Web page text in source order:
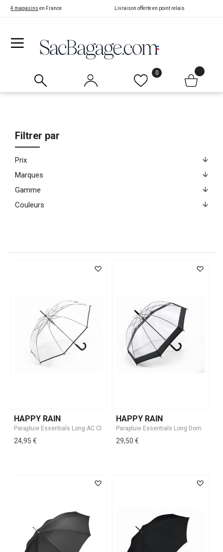
4 magasins en France Livraison offerte en point relais
0
HAPPY RAIN
24,95 €
HAPPY RAIN
29,50 €
Filtrer par
Prix
Marques
Gamme
Couleurs